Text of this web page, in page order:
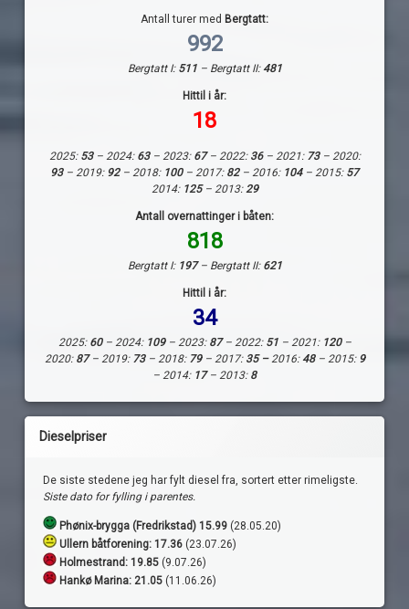
Antall turer med Bergtatt:
992
Bergtatt I: 511 – Bergtatt II:481
Hittil i år:
18
2025: 53– 2024:63– 2023: 67– 2022: 36– 2021: 73– 2020:
93– 2019: 92– 2018: 100 – 2017: 82– 2016: 104– 2015: 57
2014: 125– 2013:29
Antall overnattinger i båten:
818
Bergtatt I: 197– Bergtatt II: 621
Hittil i år:
34
2025: 60– 2024: 109– 2023: 87– 2022: 51– 2021: 120–
2020: 87– 2019: 73– 2018: 79– 2017: 35 –2016:48– 2015: 9
– 2014: 17– 2013: 8
Dieselpriser
De siste stedene jeg har fylt diesel fra, sortert etter rimeligste.
Siste dato for fylling i parentes.
Phønix-brygga (Fredrikstad) 15.99 (28.05.20)
Ullern båtforening: 17.36 (23.07.26)
Holmestrand: 19.85 (9.07.26)
Hankø Marina: 21.05 (11.06.26)